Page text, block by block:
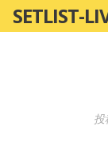
ン
SETLIST-
投